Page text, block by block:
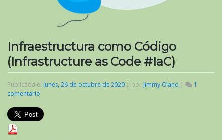
Infraestructura como Código
(Infrastructure as Code #IaC)
Publicada el lunes, 26 de octubre de 2020 | por Jimmy Olano |
1
comentario
como
Código